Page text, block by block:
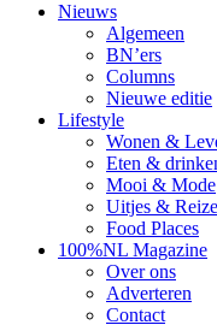
Nieuws
Algemeen
BN’ers
Columns
Nieuwe editie
Lifestyle
Wonen &
Eten &
Mooi & Mode
Uitjes &
Food Places
100%NL Magazine
Over ons
Adverteren
Contact